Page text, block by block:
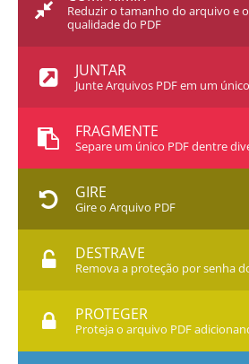
Reduzir o tamanho do arquivo e
qualidade do PDF
JUNTAR
Junte Arquivos PDF em um
FRAGMENTE
Separe um único PDF dentre
GIRE
Gire o Arquivo PDF
DESTRAVE
Remova a proteção por senha
PROTEGER
Proteja o arquivo PDF